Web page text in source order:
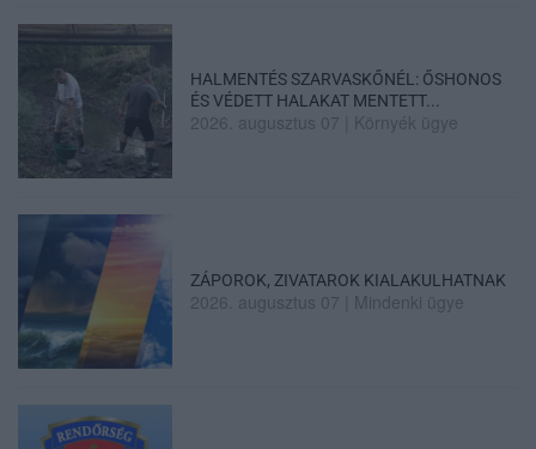
HALMENTÉS SZARVASKŐNÉL: ŐSHONOS
ÉS VÉDETT HALAKAT MENTETT...
2026. augusztus 07 Környék ügye
ZÁPOROK, ZIVATAROK KIALAKULHATNAK
2026. augusztus 07 Mindenki ügye